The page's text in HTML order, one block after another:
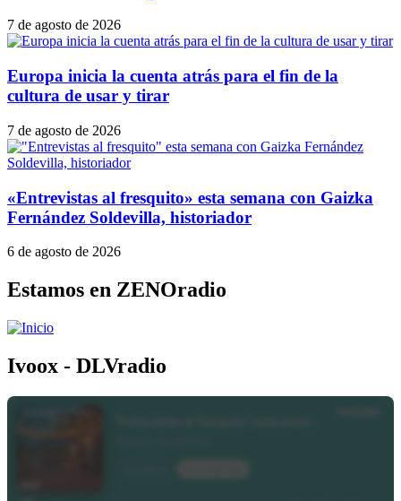
7 de agosto de 2026
Europa inicia la cuenta atrás para el fin de la
cultura de usar y tirar
7 de agosto de 2026
«Entrevistas al fresquito» esta semana con Gaizka
Fernández Soldevilla, historiador
6 de agosto de 2026
Estamos en ZENOradio
Ivoox - DLVradio